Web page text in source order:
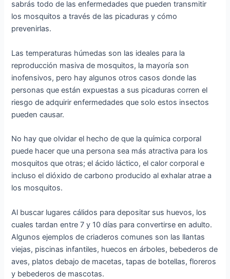
sabrás todo de las enfermedades que pueden transmitir
los mosquitos a través de las picaduras y cómo
prevenirlas.
Las temperaturas húmedas son las ideales para la
reproducción masiva de mosquitos, la mayoría son
inofensivos, pero hay algunos otros casos donde las
personas que están expuestas a sus picaduras corren el
riesgo de adquirir enfermedades que solo estos insectos
pueden causar.
No hay que olvidar el hecho de que la química corporal
puede hacer que una persona sea más atractiva para los
mosquitos que otras; el ácido láctico, el calor corporal e
incluso el dióxido de carbono producido al exhalar atrae a
los mosquitos.
Al buscar lugares cálidos para depositar sus huevos, los
cuales tardan entre 7 y 10 días para convertirse en adulto.
Algunos ejemplos de criaderos comunes son las llantas
viejas, piscinas infantiles, huecos en árboles, bebederos de
aves, platos debajo de macetas, tapas de botellas, floreros
y bebederos de mascotas.